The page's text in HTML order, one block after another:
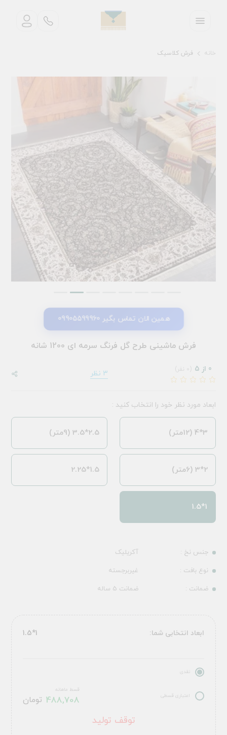
خانه فرش کلاسیک
همین الان تماس بگیر 09905599960
فرش ماشینی طرح گل فرنگ سرمه ای 1200 شانه
0 از 5 3 نظر
جنس نخ :
آکریلیک
نوع بافت :
غیربرجسته
ضمانت :
ضمانت 5 ساله
ابعاد مورد نظر خود را انتخاب کنید :
3*4 (12متر) 2.5*3.5 (9متر)
2*3 (6متر) 1.5*2.25
1*1.5
ابعاد انتخابی شما: 1*1.5
نقدی
اعتباری قسطی
قسط ماهانه
488,708 تومان
توقف تولید